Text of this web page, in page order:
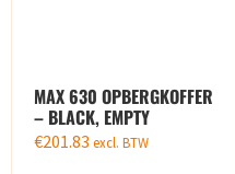
MAX 630 OPBERGKOFFER
– BLACK, EMPTY
€201.83 excl. BTW